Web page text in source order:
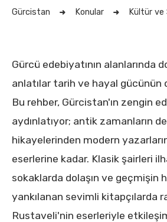
Gürcistan Konular Kültür ve
Gürcü edebiyatının alanlarında
anlatılar tarih ve hayal gücünün
Bu rehber, Gürcistan'ın zengin
aydınlatıyor; antik zamanların
hikayelerinden modern
eserlerine kadar. Klasik şairleri
sokaklarda dolaşın ve geçmişin
yankılanan sevimli kitapçılarda
Rustaveli'nin eserleriyle